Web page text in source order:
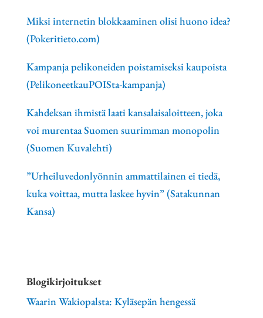
Miksi internetin blokkaaminen olisi huono idea?
(Pokeritieto.com)
Kampanja pelikoneiden poistamiseksi kaupoista
(PelikoneetkauPOISta-kampanja)
Kahdeksan ihmistä laati kansalaisaloitteen, joka
voi murentaa Suomen suurimman monopolin
(Suomen Kuvalehti)
”Urheiluvedonlyönnin ammattilainen ei tiedä,
kuka voittaa, mutta laskee hyvin” (Satakunnan
Kansa)
Blogikirjoitukset
Waarin Wakiopalsta: Kyläsepän hengessä